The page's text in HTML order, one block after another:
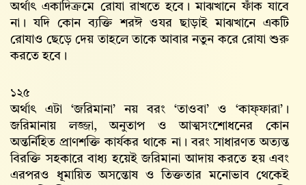
অর্থাৎ একাদিক্রমে রোযা রাখতে হবে। মাঝখানে ফাঁক যাবে
না। যদি কোন ব্যক্তি শরঈ ওযর ছাড়াই মাঝখানে একটি
রোযাও ছেড়ে দেয় তাহলে তাকে আবার নতুন করে রোযা শুরু
করতে হবে।
১২৫
অর্থাৎ এটা ‌‌‌‌‌‘জরিমানা’ নয় বরং ‌‌‘তাওবা’ ও ‌‌‘কাফ্‌ফারা’।
জরিমানায় লজ্জা, অনুতাপ ও আত্মসংশোধনের কোন
অন্তর্নিহিত প্রাণশক্তি কার্যকর থাকে না। বরং সাধারণত অত্যন্ত
বিরক্তি সহকারে বাধ্য হয়েই জরিমানা আদায় করতে হয় এবং
এরপরও ধূমায়িত অসন্তোষ ও তিক্ততার মনোভাব থেকেই